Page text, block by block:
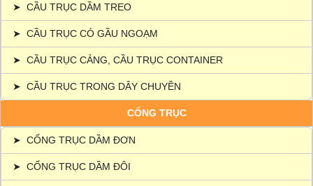
➤ CẦU TRỤC DẦM TREO
➤ CẦU TRỤC CÓ GẦU NGOẠM
➤ CẦU TRỤC CẢNG, CẦU TRỤC CONTAINER
➤ CẦU TRỤC TRONG DÂY CHUYỀN
CỔNG TRỤC
➤ CỔNG TRỤC DẦM ĐƠN
➤ CỔNG TRỤC DẦM ĐÔI